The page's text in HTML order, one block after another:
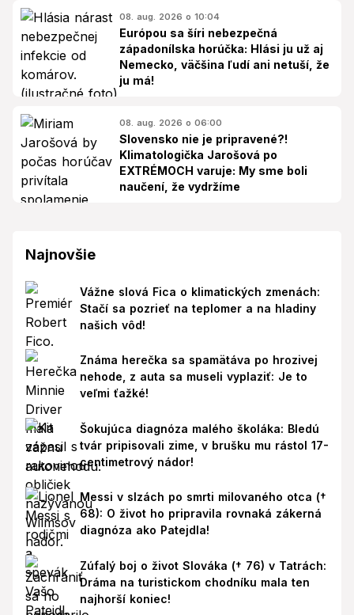
08. aug. 2026 o 10:04
Európou sa šíri nebezpečná
západonílska horúčka: Hlási ju už aj
Nemecko, väčšina ľudí ani netuší, že
ju má!
08. aug. 2026 o 06:00
Slovensko nie je pripravené?!
Klimatologička Jarošová po
EXTRÉMOCH varuje: My sme boli
naučení, že vydržíme
Najnovšie
Vážne slová Fica o klimatických zmenách:
Stačí sa pozrieť na teplomer a na hladiny
našich vôd!
Známa herečka sa spamätáva po hrozivej
nehode, z auta sa museli vyplaziť: Je to
veľmi ťažké!
Šokujúca diagnóza malého školáka: Bledú
tvár pripisovali zime, v brušku mu rástol 17-
centimetrový nádor!
Messi v slzách po smrti milovaného otca (†
68): O život ho pripravila rovnaká zákerná
diagnóza ako Patejdla!
Zúfalý boj o život Slováka († 76) v Tatrách:
Dráma na turistickom chodníku mala ten
najhorší koniec!